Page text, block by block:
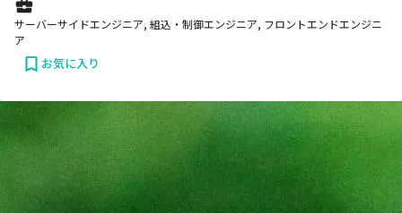
サーバーサイドエンジニア, 組込・制御エンジニア, フロントエンドエンジニ
ア
お気に入り